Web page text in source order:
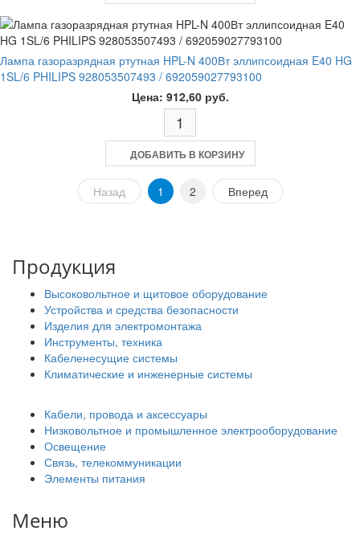
Лампа газоразрядная ртутная HPL-N 400Вт эллипсоидная E40 HG
1SL/6 PHILIPS 928053507493 / 692059027793100
Цена: 912,60 руб.
ДОБАВИТЬ В КОРЗИНУ
Назад 1 2 Вперед
Продукция
Высоковольтное и щитовое оборудование
Устройства и средства безопасности
Изделия для электромонтажа
Инструменты, техника
Кабеленесущие системы
Климатические и инженерные системы
Кабели, провода и аксессуары
Низковольтное и промышленное электрооборудование
Освещение
Связь, телекоммуникации
Элементы питания
Меню